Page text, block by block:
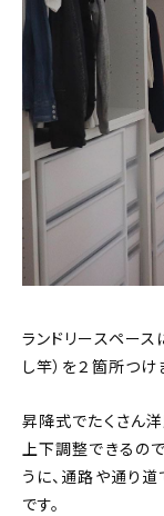
ランドリースペース
し竿）を２箇所つけ
昇降式でたくさん
上下調整できるの
うに、通路や通り
です。